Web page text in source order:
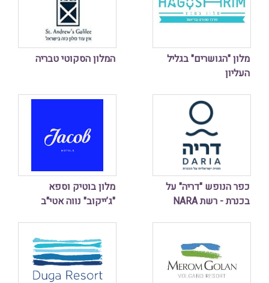
המלון הסקוטי טבריה
מלון "הגושרים" בגליל
העליון
מלון בוטיק וספא
"ג’ייקוב" נווה אטי"ב
כפר הנופש "דריה" על
בכנרת - רשת NARA